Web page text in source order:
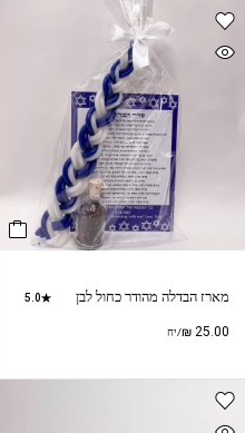
מארז הבדלה מהודר כחול לבן 5.0
₪ 25.00 /יח